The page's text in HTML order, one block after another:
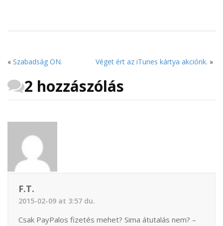
« Szabadság ON. Véget ért az iTunes kártya akciónk. »
2 hozzászólás
F.T.
2015-02-09 at 3:57 du.
Csak PayPalos fizetés mehet? Sima átutalás nem? –